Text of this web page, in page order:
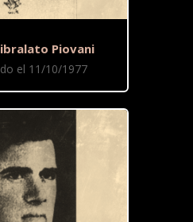
Piovani
el 11/10/1977